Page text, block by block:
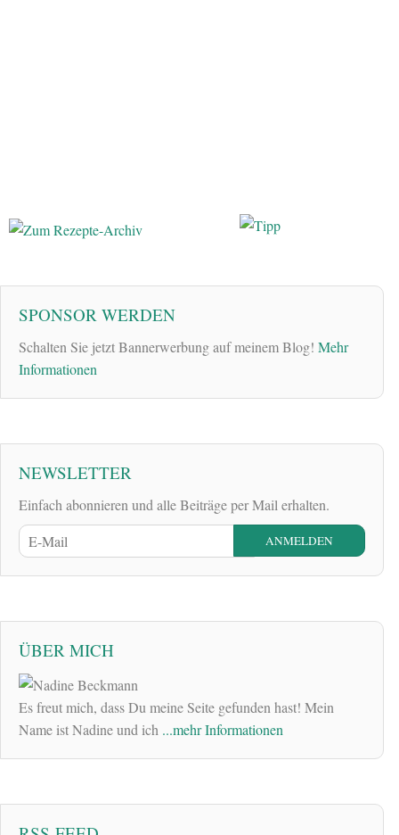
SPONSOR WERDEN
Schalten Sie jetzt Bannerwerbung auf meinem Blog! Mehr
Informationen
NEWSLETTER
Einfach abonnieren und alle Beiträge per Mail erhalten.
ÜBER MICH
Es freut mich, dass Du meine Seite gefunden hast! Mein
Name ist Nadine und ich ...mehr Informationen